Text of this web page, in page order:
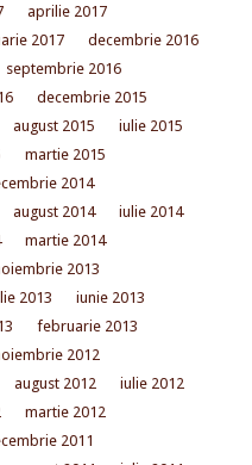
aprilie 2017
2017
decembrie 2016
septembrie 2016
decembrie 2015
august 2015
iulie 2015
martie 2015
2014
august 2014
iulie 2014
martie 2014
2013
2013
iunie 2013
februarie 2013
2012
august 2012
iulie 2012
martie 2012
2011